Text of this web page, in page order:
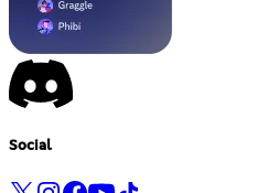
Social